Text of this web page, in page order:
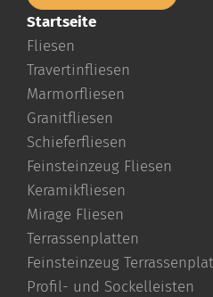
Startseite
Fliesen
Travertinfliesen
Marmorfliesen
Granitfliesen
Schieferfliesen
Feinsteinzeug Fliesen
Keramikfliesen
Mirage Fliesen
Terrassenplatten
Feinsteinzeug
Profil- und Sockelleisten